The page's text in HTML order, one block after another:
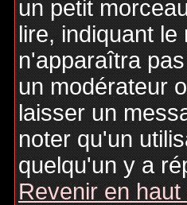
un petit
lire, indiquant
n'apparaîtra
un modérateur
laisser un
noter qu'un
quelqu'un y a
Revenir en haut